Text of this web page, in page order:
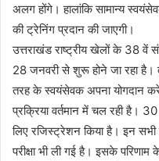
अलग होंगे। हालांकि सामान्य
की ट्रेनिंग प्रदान की जाएगी।
उत्तराखंड राष्ट्रीय खेलों के 38 वें
28 जनवरी से शुरू होने जा रहा है।
तरह के स्वयंसेवक अपना योगदान
प्रक्रिया वर्तमान में चल रही है।
लिए रजिस्ट्रेशन किया है। इन
परीक्षा भी ली गई है। इसके